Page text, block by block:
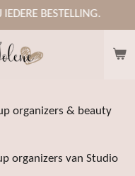
BESTELLING.
organizers & beauty
organizers van Studio